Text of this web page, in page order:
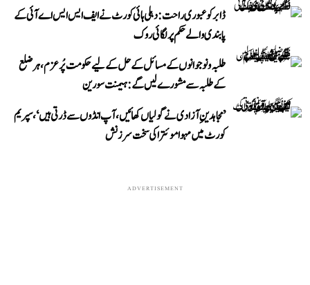
ڈابر کو عبوری راحت: دہلی ہائی کورٹ نے ایف ایس ایس اے آئی کے
پابندی والے حکم پر لگائی روک
طلبہ و نوجوانوں کے مسائل کے حل کے لیے حکومت پُرعزم، ہر ضلع
کے طلبہ سے مشورے لیں گے: ہیمنت سورین
’مجاہدینِ آزادی نے گولیاں کھائیں، آپ انڈوں سے ڈرتی ہیں‘، سپریم
کورٹ میں مہوا موئترا کی سخت سرزنش
ADVERTISEMENT